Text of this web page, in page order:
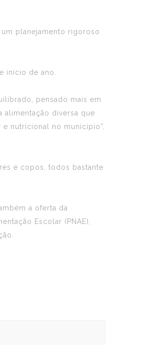
planejamento rigoroso
início de ano.
pensado mais em
alimentação diversa que
nutricional no município”,
e copos, todos bastante
a oferta da
Escolar (PNAE),